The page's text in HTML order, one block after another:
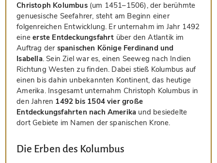
Christoph Kolumbus(um 1451–1506), der berühmte
genuesische Seefahrer, steht am Beginn einer
folgenreichen Entwicklung. Er unternahm im Jahr 1492
eineerste Entdeckungsfahrt über den Atlantik im
Auftrag der spanischen Könige Ferdinand und
Isabella. Sein Ziel war es, einen Seeweg nach Indien
Richtung Westen zu finden. Dabei stieß Kolumbus auf
einen bis dahin unbekannten Kontinent, das heutige
Amerika. Insgesamt unternahm Christoph Kolumbus in
den Jahren 1492 bis 1504 vier große
Entdeckungsfahrten nach Amerika und besiedelte
dort Gebiete im Namen der spanischen Krone.
Die Erben des Kolumbus